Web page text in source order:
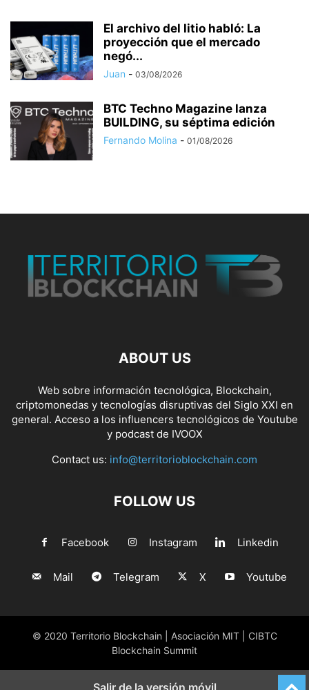
El archivo del litio habló: La
proyección que el mercado
negó...
Juan - 03/08/2026
BTC Techno Magazine lanza
BUILDING, su séptima edición
Fernando Molina - 01/08/2026
ABOUT US
Web sobre información tecnológica, Blockchain,
criptomonedas y tecnologías disruptivas del Siglo XXI en
general. Acceso a los influencers tecnológicos de Youtube
y podcast de IVOOX
Contact us: info@territorioblockchain.com
FOLLOW US
Facebook Instagram Linkedin
Mail Telegram X Youtube
© 2020 Territorio Blockchain | Asociación MIT | CIBTC
Blockchain Summit